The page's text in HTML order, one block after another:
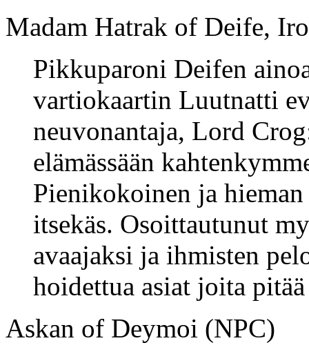
Madam Hatrak of Deife,
Pikkuparoni Deifen
vartiokaartin Luutnatti
neuvonantaja, Lord
elämässään
Pienikokoinen ja
itsekäs. Osoittautunut
avaajaksi ja ihmisten
hoidettua asiat joita
Askan of Deymoi (NPC)